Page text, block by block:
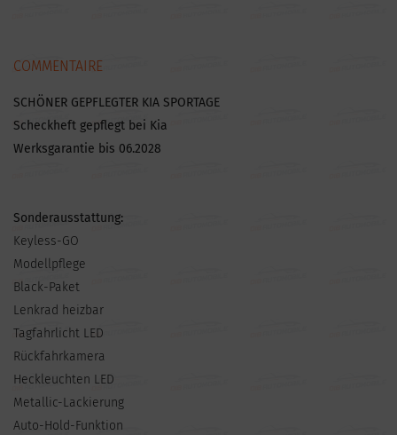
COMMENTAIRE
SCHÖNER GEPFLEGTER KIA SPORTAGE
Scheckheft gepflegt bei Kia
Werksgarantie bis 06.2028
Sonderausstattung:
Keyless-GO
Modellpflege
Black-Paket
Lenkrad heizbar
Tagfahrlicht LED
Rückfahrkamera
Heckleuchten LED
Metallic-Lackierung
Auto-Hold-Funktion